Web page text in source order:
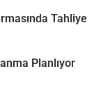
Tahliye
Planlıyor